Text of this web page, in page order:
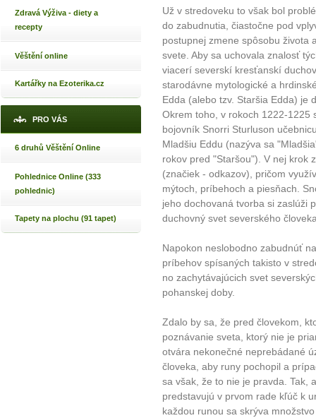
Zdravá Výživa - diety a
recepty
Věštění online
Kartářky na Ezoterika.cz
PRO VÁS
6 druhů Věštění Online
Pohlednice Online (333
pohlednic)
Tapety na plochu (91 tapet)
Už v stredoveku to však bol
do zabudnutia, čiastočne pod
postupnej zmene spôsobu života
svete. Aby sa uchovala znalosť
viacerí severskí kresťanskí
starodávne mytologické a
Edda (alebo tzv. Staršia Edda) je
Okrem toho, v rokoch 1222-1225
bojovník Snorri Sturluson
Mladšiu Eddu (nazýva sa
rokov pred "Staršou"). V nej krok
(značiek - odkazov), pričom
mýtoch, príbehoch a piesňach.
jeho dochovaná tvorba si zaslúži
duchovný svet severského
Napokon neslobodno zabudnúť
príbehov spísaných takisto v
no zachytávajúcich svet
pohanskej doby.
Zdalo by sa, že pred človekom,
poznávanie sveta, ktorý nie je
otvára nekonečné neprebádané
človeka, aby runy pochopil a
sa však, že to nie je pravda. Tak,
predstavujú v prvom rade kľúč k
každou runou sa skrýva